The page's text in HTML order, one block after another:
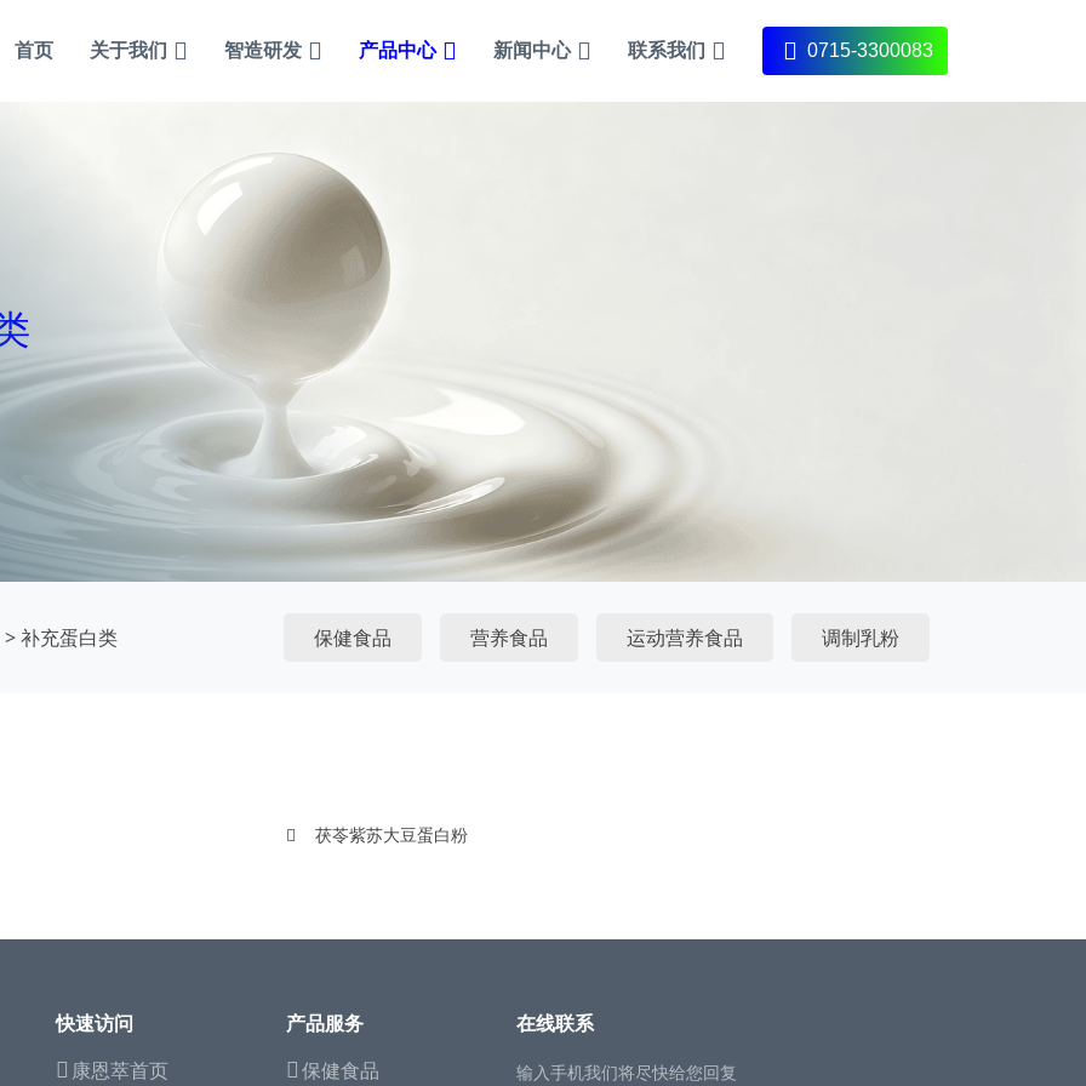
首页 关于我们 智造研发 产品中心 新闻中心 联系我们 0715-3300083
>补充蛋白类 保健食品 营养食品 运动营养食品 调制乳粉
茯苓紫苏大豆蛋白粉
快速访问
康恩萃首页
产品服务
保健食品
在线联系
输入手机我们将尽快给您回复